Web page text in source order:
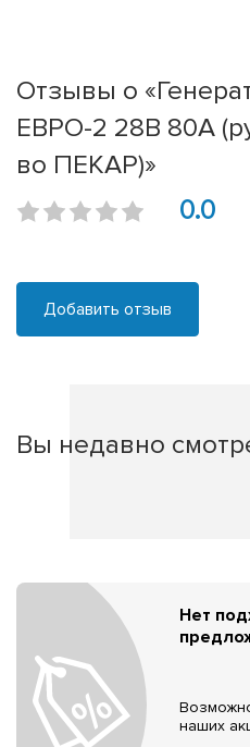
Отзывы о
ЕВРО-2 28В 80А
во ПЕКАР)»
0.0
Добавить отзыв
Вы недавно
Нет
наших